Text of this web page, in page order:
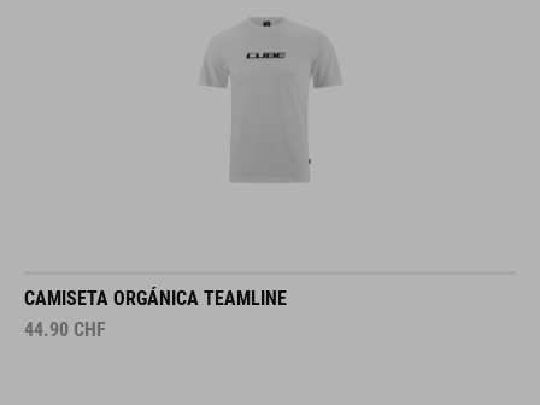
CAMISETA ORGÁNICA TEAMLINE
44.90 CHF